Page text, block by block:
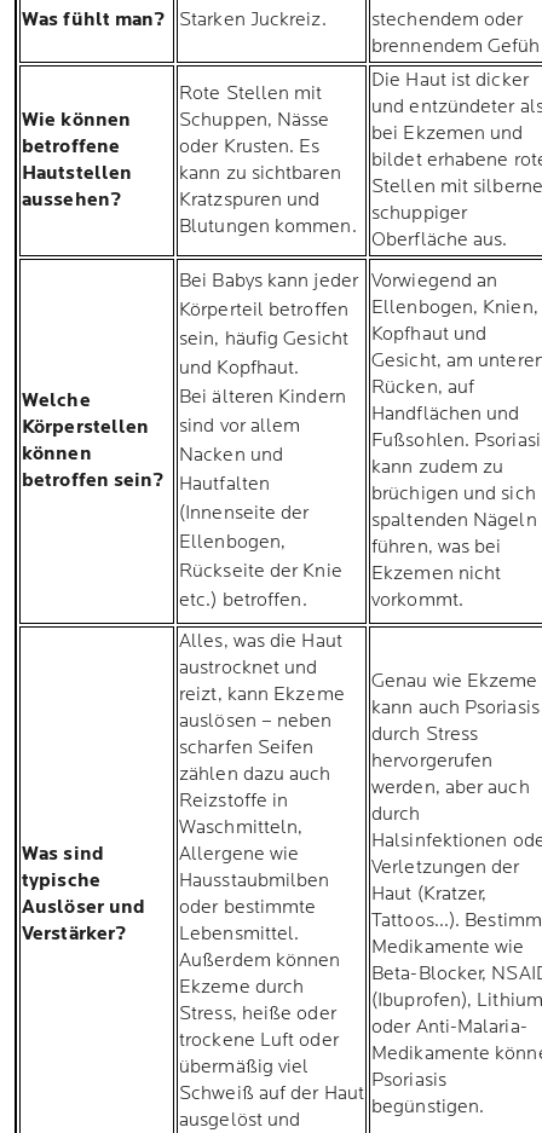
Was fühlt man? Starken Juckreiz.
stechendem oder
brennendem
Wie können
betroffene
Hautstellen
aussehen?
Rote Stellen mit
Schuppen, Nässe
oder Krusten. Es
kann zu sichtbaren
Kratzspuren und
Blutungen kommen.
Die Haut ist dicker
und entzündeter
bei Ekzemen und
bildet erhabene
Stellen mit
schuppiger
Oberfläche aus.
Welche
Körperstellen
können
betroffen sein?
Bei Babys kann jeder
Körperteil betroffen
sein, häufig Gesicht
und Kopfhaut.
Bei älteren Kindern
sind vor allem
Nacken und
Hautfalten
(Innenseite der
Ellenbogen,
Rückseite der Knie
etc.) betroffen.
Vorwiegend an
Ellenbogen, Knien,
Kopfhaut und
Gesicht, am
Rücken, auf
Handflächen und
Fußsohlen.
kann zudem zu
brüchigen und sich
spaltenden Nägeln
führen, was bei
Ekzemen nicht
vorkommt.
Was sind
typische
Auslöser und
Verstärker?
Alles, was die Haut
austrocknet und
reizt, kann Ekzeme
auslösen – neben
scharfen Seifen
zählen dazu auch
Reizstoffe in
Waschmitteln,
Allergene wie
Hausstaubmilben
oder bestimmte
Lebensmittel.
Außerdem können
Ekzeme durch
Stress, heiße oder
trockene Luft oder
übermäßig viel
Schweiß auf der Haut
ausgelöst und
Genau wie Ekzeme
kann auch Psoriasis
durch Stress
hervorgerufen
werden, aber auch
durch
Halsinfektionen
Verletzungen der
Haut (Kratzer,
Tattoos...).
Medikamente wie
Beta-Blocker,
(Ibuprofen), Lithium
oder Anti-Malaria-
Medikamente
Psoriasis
begünstigen.